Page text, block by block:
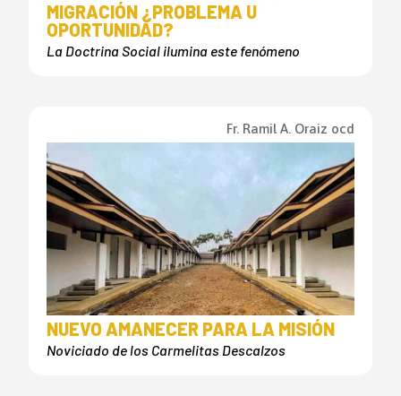
MIGRACIÓN ¿PROBLEMA U
OPORTUNIDAD?
La Doctrina Social ilumina este fenómeno
Fr. Ramil A. Oraiz ocd
NUEVO AMANECER PARA LA MISIÓN
Noviciado de los Carmelitas Descalzos